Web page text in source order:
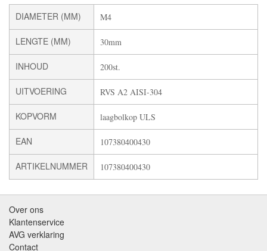
DIAMETER (MM) M4
LENGTE (MM) 30mm
INHOUD 200st.
UITVOERING RVS A2 AISI-304
KOPVORM laagbolkop ULS
EAN 107380400430
ARTIKELNUMMER 107380400430
Over ons
Klantenservice
AVG verklaring
Contact